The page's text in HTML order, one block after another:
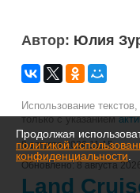
Автор: Юлия
Использование
только с указанием
8 августа 2026 11:15
Обновлено: 8 августа
Land
Продолжая
политикой
конфиденциальности